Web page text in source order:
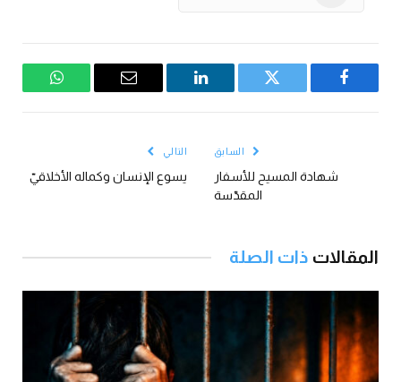
فيسبوك تويتر لينكدإن
البريد
واتساب
السابق
شهادة المسيح للأسفار
المقدّسة
التالي
يسوع الإنسان وكماله الأخلاقيّ
المقالات ذات الصلة